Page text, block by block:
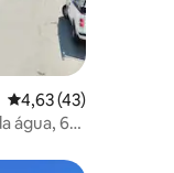
4,63 de uma
4,63 (43)
água, 6